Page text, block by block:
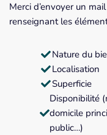
Merci d’envoyer un
renseignant les
Nature du
Localisation
Superficie
Disponibilité
domicile
public…)